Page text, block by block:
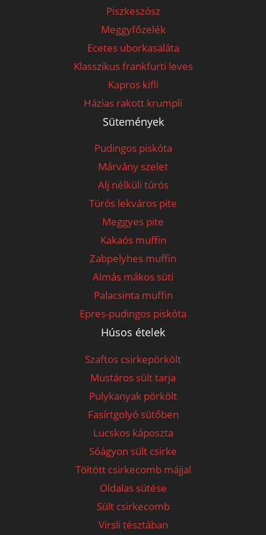
Piszkeszósz
Meggyfőzelék
Ecetes uborkasaláta
Klasszikus frankfurti leves
Kapros kifli
Házias rakott krumpli
Sütemények
Pudingos piskóta
Márvány szelet
Alj nélküli túrós
Túrós lekváros pite
Meggyes pite
Kakaós muffin
Zabpelyhes muffin
Almás mákos süti
Palacsinta muffin
Epres-pudingos piskóta
Húsos ételek
Szaftos csirkepörkölt
Mustáros sült tarja
Pulykanyak pörkölt
Fasírtgolyó sütőben
Lucskos káposzta
Sóágyon sült csirke
Töltött csirkecomb májjal
Oldalas sütése
Sült csirkecomb
Virsli tésztában